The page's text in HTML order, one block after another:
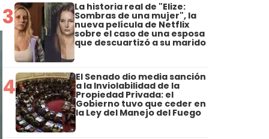
3 La historia real de "Elize:
Sombras de una mujer", la
nueva película de Netflix
sobre el caso de una esposa
que descuartizó a su marido
4 El Senado dio media sanción
a la Inviolabilidad de la
Propiedad Privada: el
Gobierno tuvo que ceder en
la Ley del Manejo del Fuego